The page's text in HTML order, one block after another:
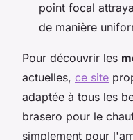
point focal
de manière
Pour découvrir les
actuelles, ce site
adaptée à tous les
brasero pour le
simplement pour